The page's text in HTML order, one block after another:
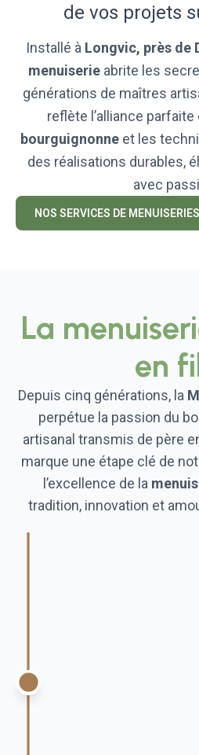
de vos projets
Installé à Longvic, près de
menuiserieabrite les
générations de maîtres
reflète l’alliance parfaite
bourguignonneet les
des réalisations durables,
avec
NOS SERVICES DE
La
en
Depuis cinq générations, la
perpétue la passion du
artisanal transmis de père
marque une étape clé de
l’excellence de la
tradition, innovation et